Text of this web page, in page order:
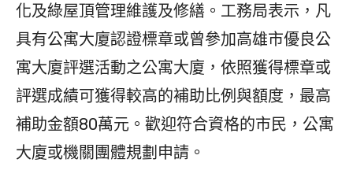
化及綠屋頂管理維護及修繕。工務局表示，凡
具有公寓大廈認證標章或曾參加高雄市優良公
寓大廈評選活動之公寓大廈，依照獲得標章或
評選成績可獲得較高的補助比例與額度，最高
補助金額80萬元。歡迎符合資格的市民，公寓
大廈或機關團體規劃申請。